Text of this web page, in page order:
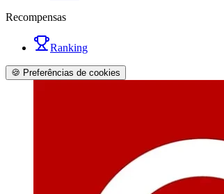
Recompensas
Ranking
🍪 Preferências de cookies